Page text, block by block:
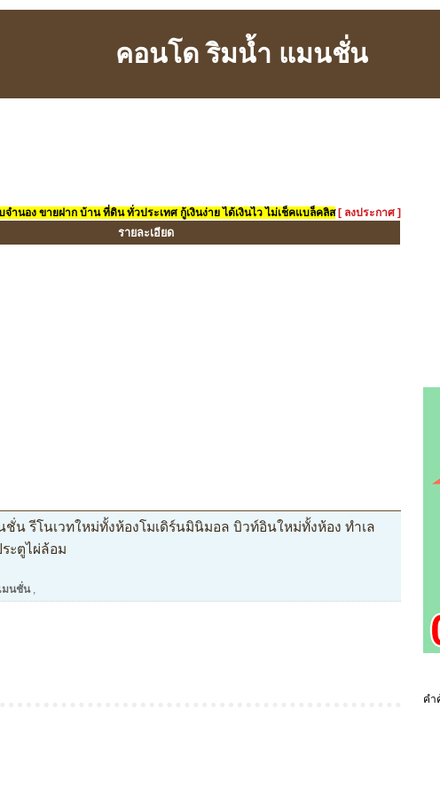
คอนโด ริมน้ำ แมนชั่น
จำนอง ขายฝาก บ้าน ที่ดิน ทั่วประเทศ กู้เงินง่าย ได้เงินไว ไม่เช็คแบล็คลิส [ ลงประกาศ ]
รายละเอียด
น รีโนเวทใหม่ทั้งห้องโมเดิร์นมินิมอล บิวท์อินใหม่ทั้งห้อง ทำเล
ะตูไผ่ล้อม
มนชั่น,
คำ